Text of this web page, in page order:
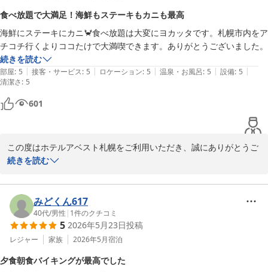
ます。
貴重なご意見をありがとうございました。
また札幌にお越しの際は、ぜひホテルアベスト札幌をご利用くださ
いませ。
2026-06-28
食べ放題で大満足！海鮮もステーキもカニも最高
海鮮にステーキにカニ🦀食べ放題は大変にヨカッタです。札幌市内をア
チコチ行くよりココたけで大満喫できます。ありがとうございました。
続きを読む
部屋: 5 | 接客・サービス: 5 | ロケーション: 5 | 温泉・お風呂: 5 | 設備: 5 |
清潔さ: 5
601
この度はホテルアベスト札幌をご利用いただき、誠にありがとうご
ざいます。
北海道ならではの味覚を存分にお楽しみいただけたご様子が伝わ
り、スタッフ一同大変嬉しく思っております。お食事はご旅行の楽
しみのひとつですので、思い出に残るひとときをお過ごしいただけ
たのであれば何よりでございます。
お食事内容にも力を入れております。今回のご滞在が札幌での良い
続きを読む
みどくん617
40代/男性 | 1件のクチコミ
5 2026年5月23日投稿
レジャー 家族 2026年5月宿泊
夕食朝食バイキングが最高でした